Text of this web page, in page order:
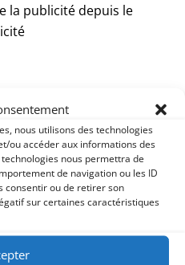
nous utilisons des technologies
ou accéder aux informations des
nous permettra de
de navigation ou les ID
consentir ou de retirer son
sur certaines caractéristiques
la publicité depuis le
professionnel ?
dans la
professionnel ? Nous
accompagner au
Contactez-nous